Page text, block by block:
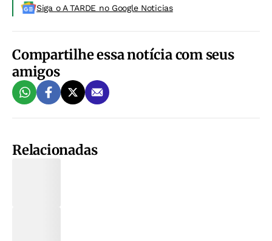
Siga o A TARDE no Google Noticias
Compartilhe essa notícia com seus
amigos
Relacionadas